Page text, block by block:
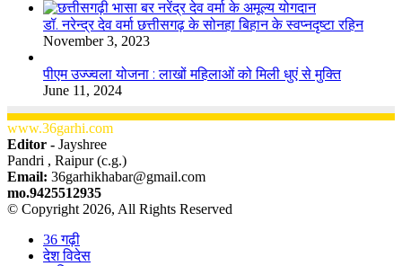
डॉ. नरेन्द्र देव वर्मा छत्तीसगढ़ के सोनहा बिहान के स्वप्नदृष्टा रहिन
November 3, 2023
पीएम उज्ज्वला योजना : लाखों महिलाओं को मिली धुएं से मुक्ति
June 11, 2024
www.36garhi.com
Editor - Jayshree
Pandri , Raipur (c.g.)
Email: 36garhikhabar@gmail.com
mo.9425512935
© Copyright 2026, All Rights Reserved
36 गढ़ी
देश विदेस